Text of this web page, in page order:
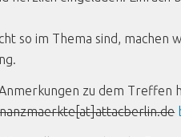
so im Thema sind, machen
zu dem Treffen